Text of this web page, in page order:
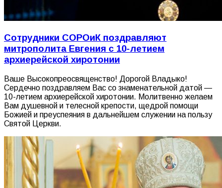
Сотрудники СОРОиК поздравляют
митрополита Евгения с 10-летием
архиерейской хиротонии
Ваше Высокопреосвященство! Дорогой Владыко!
Сердечно поздравляем Вас со знаменательной датой —
10-летием архиерейской хиротонии. Молитвенно желаем
Вам душевной и телесной крепости, щедрой помощи
Божией и преуспеяния в дальнейшем служении на пользу
Святой Церкви.